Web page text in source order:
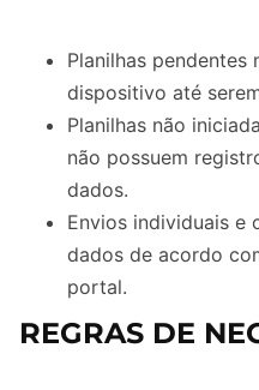
Planilhas pendentes
dispositivo até
Planilhas não
não possuem
dados.
Envios individuais e
dados de acordo
portal.
REGRAS DE